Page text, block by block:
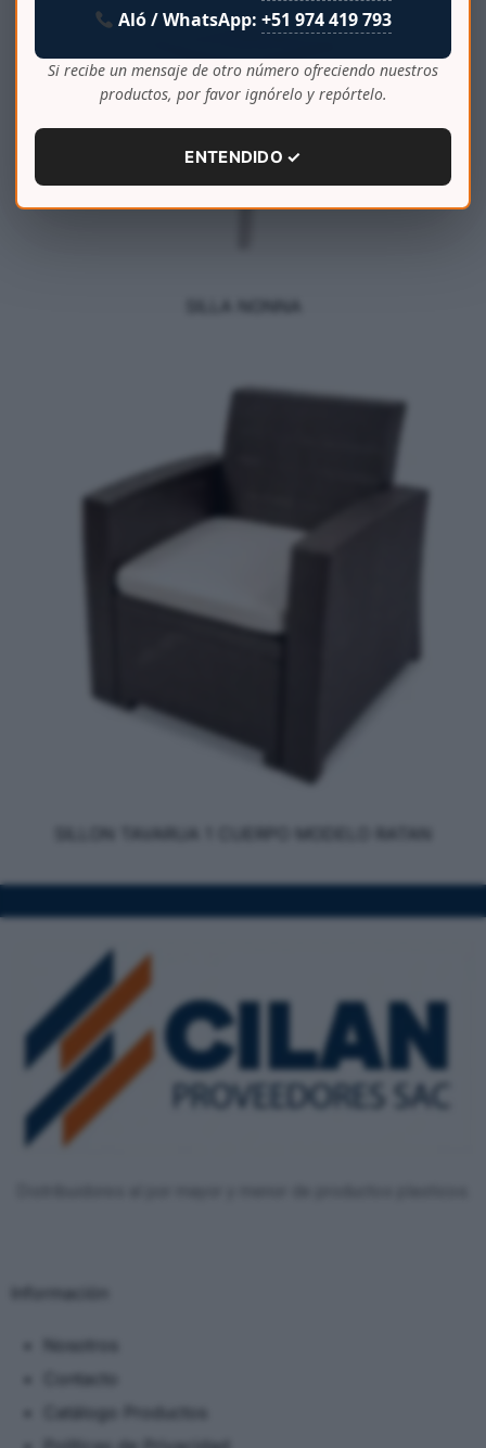
Información
Contacto
Catálogo Productos
Aló / WhatsApp:+51 974 419 793
Si recibe un mensaje de otro número ofreciendo nuestros
productos, por favor ignórelo y repórtelo.
ENTENDIDO ✓